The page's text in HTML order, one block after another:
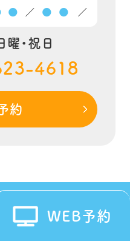
● ／ ● ● ／
曜・祝日
4618
約
WEB予約